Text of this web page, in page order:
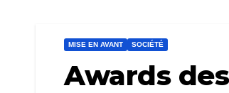
MISE EN AVANT SOCIÉTÉ
Awards